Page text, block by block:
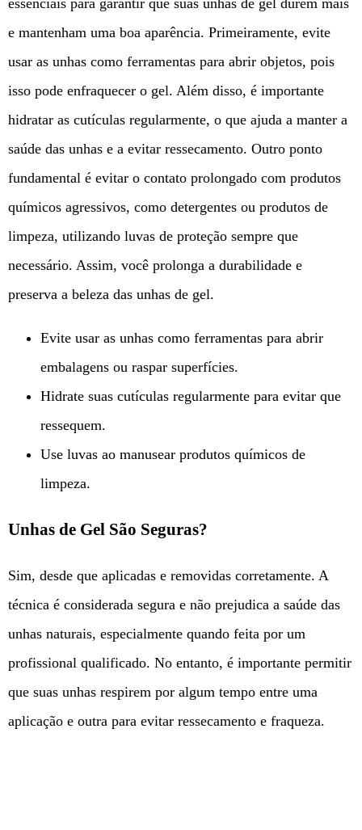
e mantenham uma boa aparência. Primeiramente, evite
usar as unhas como ferramentas para abrir objetos, pois
isso pode enfraquecer o gel. Além disso, é importante
hidratar as cutículas regularmente, o que ajuda a manter a
saúde das unhas e a evitar ressecamento. Outro ponto
fundamental é evitar o contato prolongado com produtos
químicos agressivos, como detergentes ou produtos de
limpeza, utilizando luvas de proteção sempre que
necessário. Assim, você prolonga a durabilidade e
preserva a beleza das unhas de gel.
Evite usar as unhas como ferramentas para abrir
embalagens ou raspar superfícies.
Hidrate suas cutículas regularmente para evitar que
ressequem.
Use luvas ao manusear produtos químicos de
limpeza.
Unhas de Gel São Seguras?
Sim, desde que aplicadas e removidas corretamente. A
técnica é considerada segura e não prejudica a saúde das
unhas naturais, especialmente quando feita por um
profissional qualificado. No entanto, é importante permitir
que suas unhas respirem por algum tempo entre uma
aplicação e outra para evitar ressecamento e fraqueza.